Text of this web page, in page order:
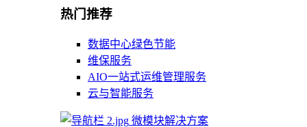
热门推荐
数据中心绿色节能
维保服务
AIO一站式运维管理服务
云与智能服务
微模块解决方案